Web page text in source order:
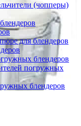
(чопперы)
для блендеров
блендеров
погружных
блендеров